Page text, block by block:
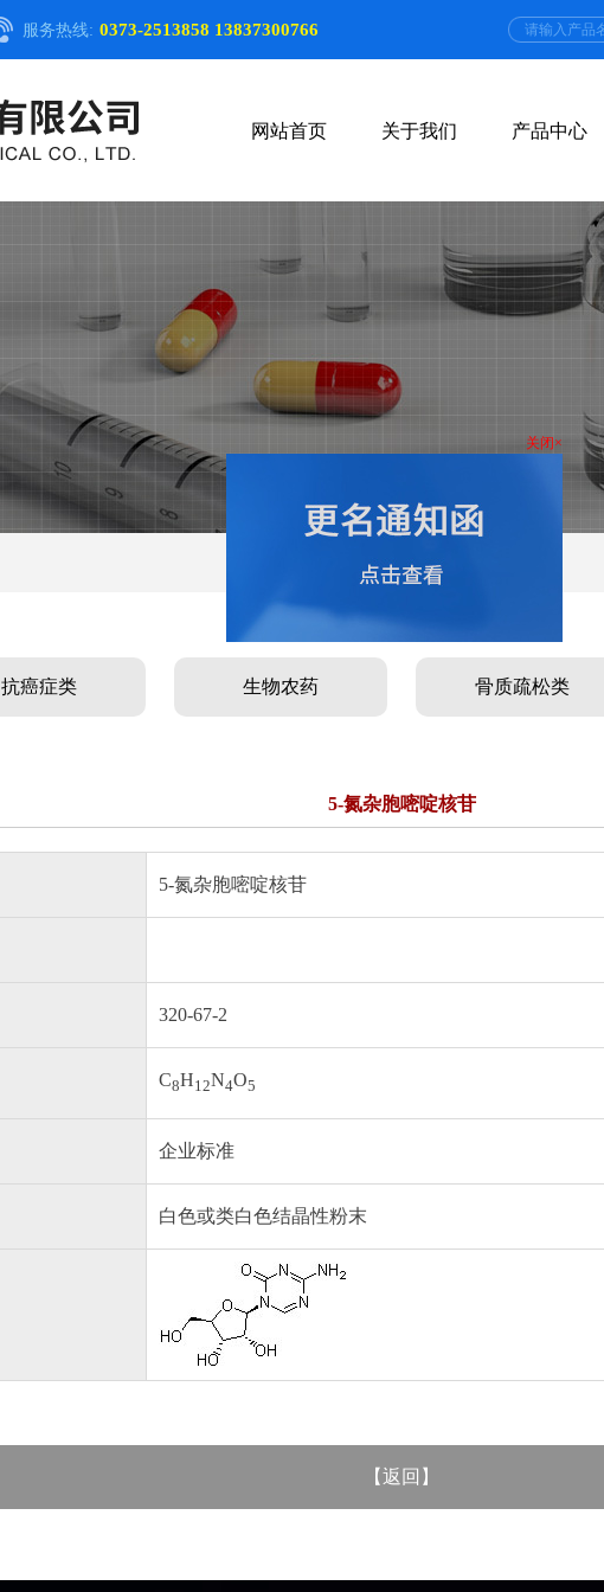
服务热线: 0373-2513858 13837300766
网站首页 关于我们 产品中心
抗癌症类 生物农药 骨质疏松类
5-氮杂胞嘧啶核苷
5-氮杂胞嘧啶核苷
320-67-2
C8H12N4O5
企业标准
白色或类白色结晶性粉末
【返回 】